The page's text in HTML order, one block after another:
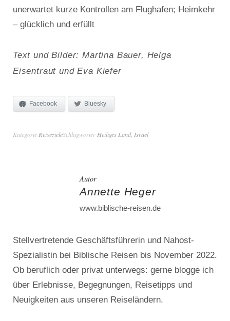
unerwartet kurze Kontrollen am Flughafen; Heimkehr
– glücklich und erfüllt
Text und Bilder: Martina Bauer, Helga
Eisentraut und Eva Kiefer
Facebook Bluesky
Kategorie ReisezieleSchlagwörter Heiliges Land, Israel
Autor
Annette Heger
www.biblische-reisen.de
Stellvertretende Geschäftsführerin und Nahost-
Spezialistin bei Biblische Reisen bis November 2022.
Ob beruflich oder privat unterwegs: gerne blogge ich
über Erlebnisse, Begegnungen, Reisetipps und
Neuigkeiten aus unseren Reiseländern.